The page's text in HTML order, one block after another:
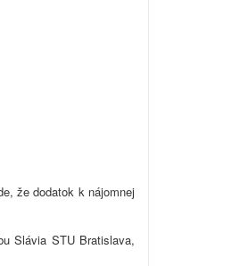
že dodatok k nájomnej
Slávia STU Bratislava,